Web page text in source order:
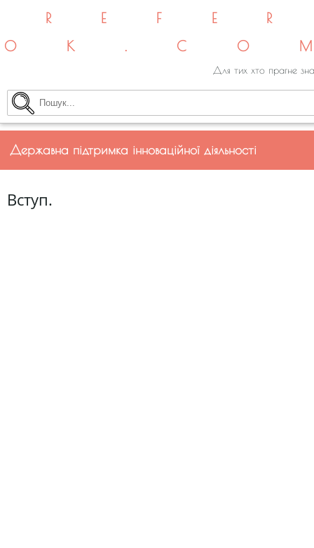
Для тих хто прагне
Державна підтримка інноваційної діяльності
Вступ.